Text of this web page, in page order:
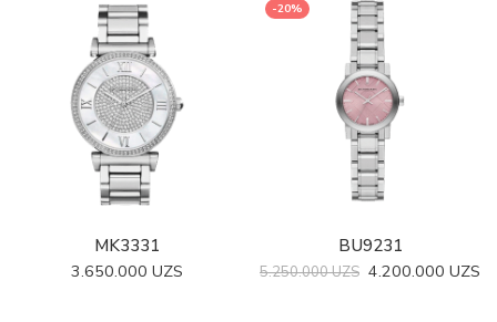
MK3331
3.650.000 UZS
-20%
BU9231
5.250.000UZS 4.200.000 UZS